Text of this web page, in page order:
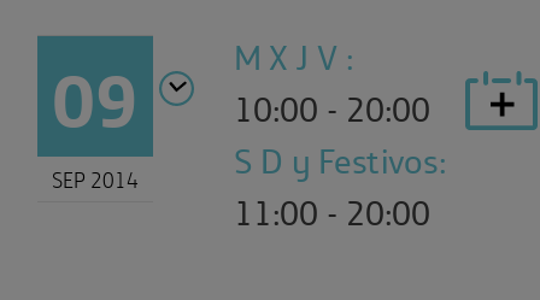
09
SEP 2014
M X J V :
10:00 - 20:00
S D y Festivos:
11:00 - 20:00